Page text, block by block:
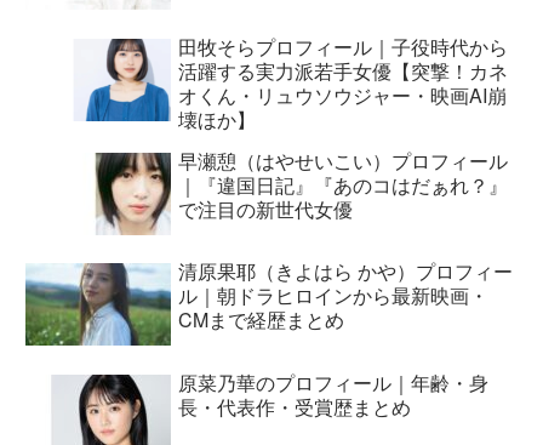
田牧そらプロフィール｜子役時代から
活躍する実力派若手女優【突撃！カネ
オくん・リュウソウジャー・映画AI崩
壊ほか】
早瀬憩（はやせいこい）プロフィール
｜『違国日記』『あのコはだぁれ？』
で注目の新世代女優
清原果耶（きよはら かや）プロフィー
ル｜朝ドラヒロインから最新映画・
CMまで経歴まとめ
原菜乃華のプロフィール｜年齢・身
長・代表作・受賞歴まとめ